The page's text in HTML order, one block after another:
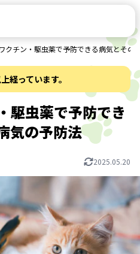
ワクチン・駆虫薬で予防できる病気とその
経っています。
駆虫薬で予防でき
気の予防法
2025.05.20